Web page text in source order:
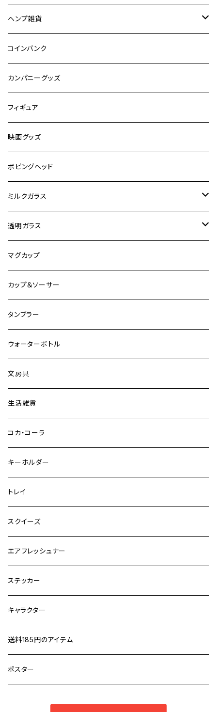
食品
自動車
嗜好品
スポーツ
有名人
キャラクター
オートバイ
観光
ビンテージ加工
その他
映画
キャラクター
ヘンプ雑貨
麻紐
コインバンク
カンパニーグッズ
フィギュア
映画グッズ
ボビングヘッド
ミルクガラス
ヘーゼルアトラス
ファイヤーキング
グラスベイク
透明ガラス
アンカーホッキング
グラスベイク
マグカップ
カップ＆ソーサー
タンブラー
ウォーターボトル
文房具
生活雑貨
コカ・コーラ
キーホルダー
トレイ
スクイーズ
エアフレッシュナー
ステッカー
キャラクター
送料185円のアイテム
ポスター